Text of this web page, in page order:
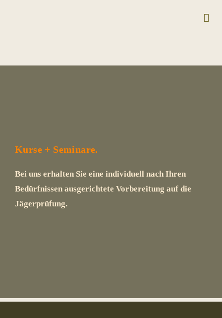
Kurse + Seminare.
Bei uns erhalten Sie eine individuell nach Ihren
Bedürfnissen ausgerichtete Vorbereitung auf die
Jägerprüfung.